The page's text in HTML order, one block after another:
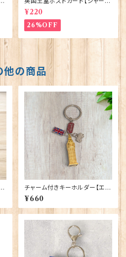
ット王女2】Pageantry Postca
rd 90183-JEF202
¥220
26%OFF
他の商品
チャーム付きキーホルダー【エリ
ザベスタワー】A&S Gift 9042
4
¥660